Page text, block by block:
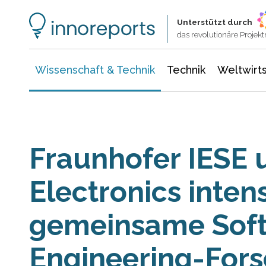
Unterstützt durch
das revolutionäre
Wissenschaft & Technik Technik
Fraunhofer IESE
Electronics
gemeinsame
Engineering-